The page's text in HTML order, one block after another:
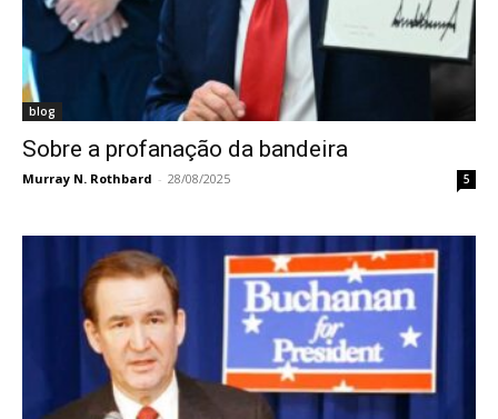
blog
Sobre a profanação da bandeira
Murray N. Rothbard - 28/08/2025 5